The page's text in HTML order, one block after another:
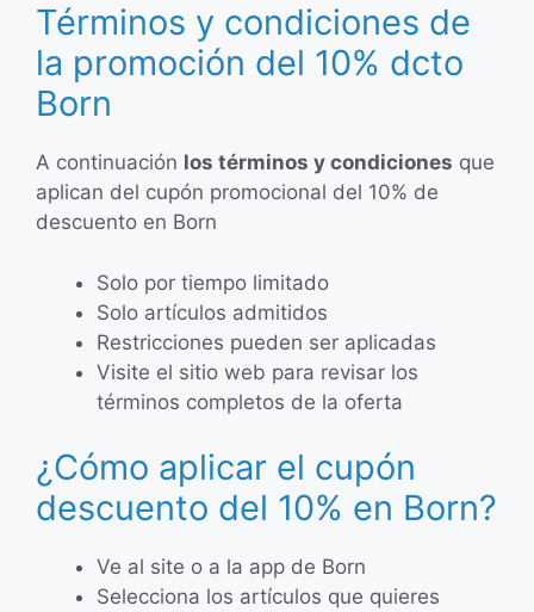
Términos y condiciones de
la promoción del 10% dcto
Born
A continuación los términos y condiciones que
aplican del cupón promocional del 10% de
descuento en Born
Solo por tiempo limitado
Solo artículos admitidos
Restricciones pueden ser aplicadas
Visite el sitio web para revisar los
términos completos de la oferta
¿Cómo aplicar el cupón
descuento del 10% en Born?
Ve al site o a la app de Born
Selecciona los artículos que quieres